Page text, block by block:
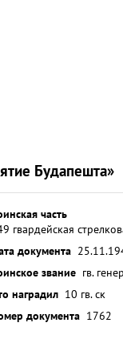
Будапешта»
часть
гвардейская
документа
звание гв.
наградил 10 гв. ск
документа 1762